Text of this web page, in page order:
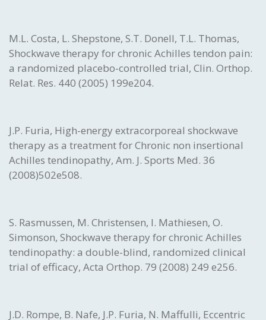
M.L. Costa, L. Shepstone, S.T. Donell, T.L. Thomas,
Shockwave therapy for chronic Achilles tendon pain:
a randomized placebo-controlled trial, Clin. Orthop.
Relat. Res. 440 (2005) 199e204.
J.P. Furia, High-energy extracorporeal shockwave
therapy as a treatment for Chronic non insertional
Achilles tendinopathy, Am. J. Sports Med. 36
(2008)502e508.
S. Rasmussen, M. Christensen, I. Mathiesen, O.
Simonson, Shockwave therapy for chronic Achilles
tendinopathy: a double-blind, randomized clinical
trial of efficacy, Acta Orthop. 79 (2008) 249 e256.
J.D. Rompe, B. Nafe, J.P. Furia, N. Maffulli, Eccentric